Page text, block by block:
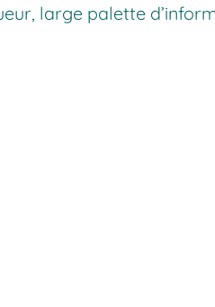
large palette